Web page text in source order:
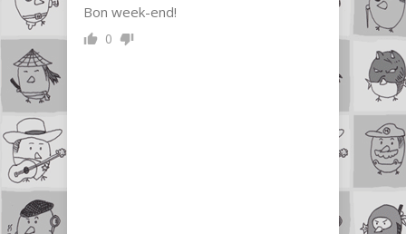
Bon week-end!
0